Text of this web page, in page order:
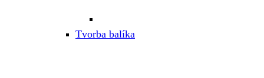
Tvorba balíka